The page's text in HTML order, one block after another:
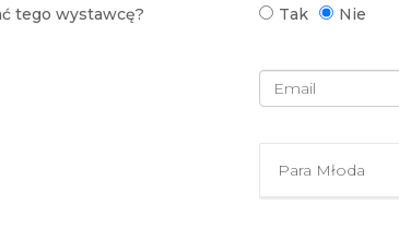
tego wystawcę? Tak Nie